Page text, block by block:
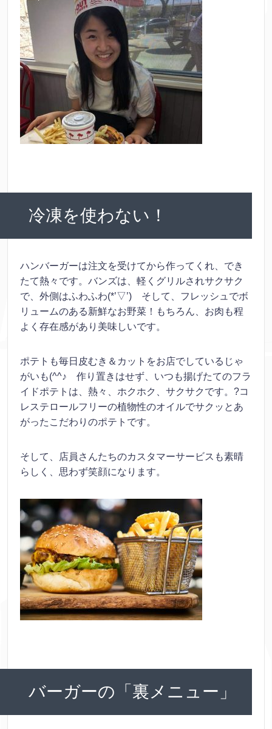
冷凍を使わない！
ハンバーガーは注文を受けてから作ってくれ、でき
たて熱々です。バンズは、軽くグリルされサクサク
で、外側はふわふわ(*’▽’) そして、フレッシュでボ
リュームのある新鮮なお野菜！もちろん、お肉も程
よく存在感があり美味しいです。
ポテトも毎日皮むき＆カットをお店でしているじゃ
がいも(^^♪ 作り置きはせず、いつも揚げたてのフラ
イドポテトは、熱々、ホクホク、サクサクです。?コ
レステロールフリーの植物性のオイルでサクッとあ
がったこだわりのポテトです。
そして、店員さんたちのカスタマーサービスも素晴
らしく、思わず笑顔になります。
バーガーの「裏メニュー」